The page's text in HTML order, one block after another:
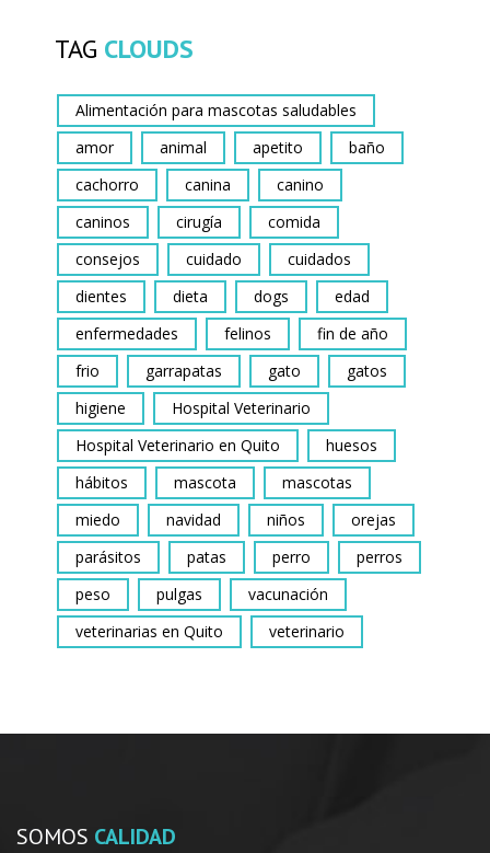
TAG CLOUDS
Alimentación para mascotas saludables
amor
animal apetito
baño
cachorro
canina
canino
caninos
cirugía
comida
consejos
cuidado
cuidados
dientes
dieta dogs
edad
enfermedades
felinos
fin de año
frio
garrapatas gato
gatos
higiene
Hospital Veterinario
Hospital Veterinario en Quito
huesos
hábitos
mascota
mascotas
miedo
navidad niños
orejas
parásitos
patas perro
perros
peso
pulgas
vacunación
veterinarias en Quito
veterinario
SOMOS CALIDAD